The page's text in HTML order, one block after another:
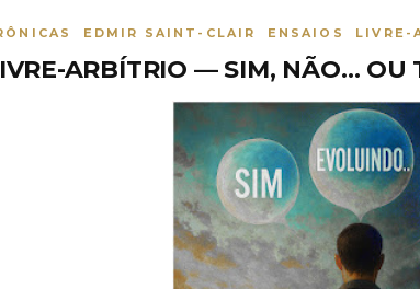
EDMIR SAINT-CLAIR ENSAIOS
ARBÍTRIO — SIM, NÃO… OU